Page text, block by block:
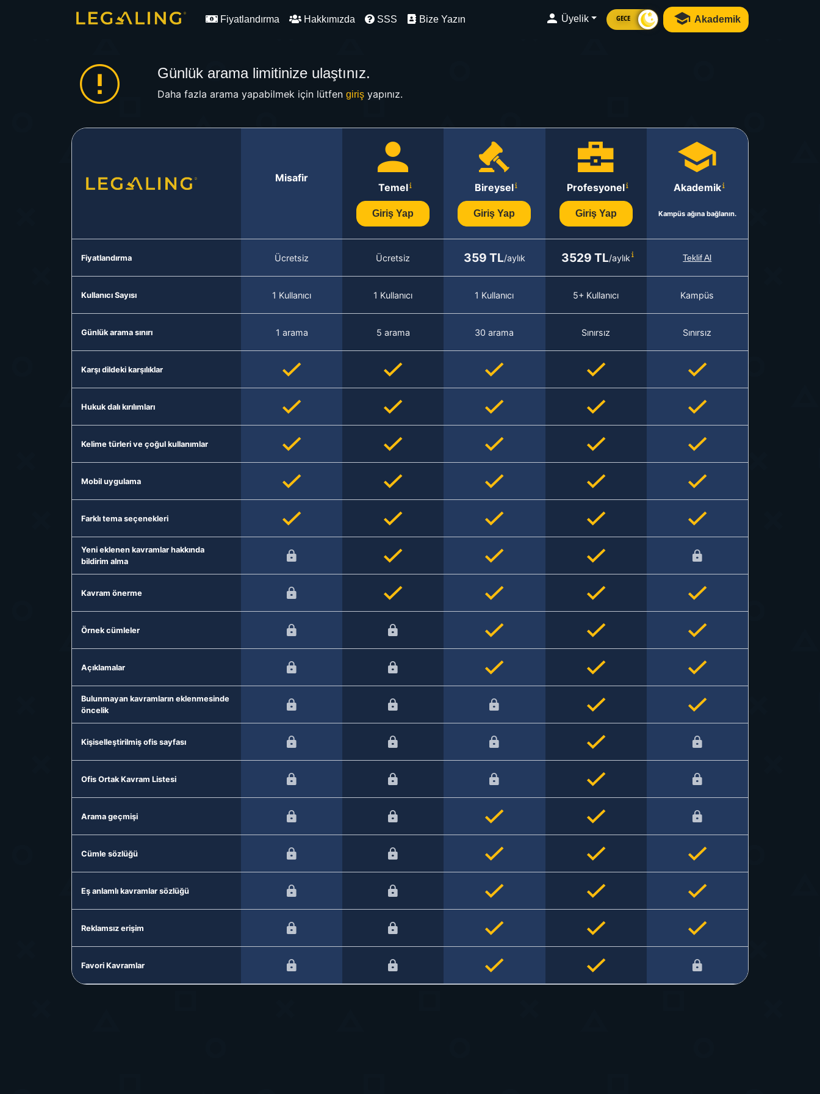
Fiyatlandırma Hakkımızda SSS Bize Yazın Üyelik GECE Akademik
Günlük arama limitinize ulaştınız.
Daha fazla arama yapabilmek için lütfen girişyapınız.
Misafir
Temel
Giriş Yap
Bireysel
Giriş Yap
Profesyonel
Giriş Yap
Akademik
Kampüs ağına bağlanın.
Fiyatlandırma Ücretsiz Ücretsiz 359 TL/aylık 3529 TL/aylık Teklif Al
Kullanıcı Sayısı 1 Kullanıcı 1 Kullanıcı 1 Kullanıcı 5+ Kullanıcı Kampüs
Günlük arama sınırı 1 arama 5 arama 30 arama Sınırsız Sınırsız
Karşı dildeki karşılıklar
Hukuk dalı kırılımları
Kelime türleri ve çoğul kullanımlar
Mobil uygulama
Farklı tema seçenekleri
Yeni eklenen kavramlar hakkında
bildirim alma
Kavram önerme
Örnek cümleler
Açıklamalar
Bulunmayan kavramların eklenmesinde
öncelik
Kişiselleştirilmiş ofis sayfası
Ofis Ortak Kavram Listesi
Arama geçmişi
Cümle sözlüğü
Eş anlamlı kavramlar sözlüğü
Reklamsız erişim
Favori Kavramlar